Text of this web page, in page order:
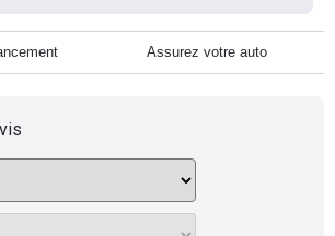
Assurez votre auto